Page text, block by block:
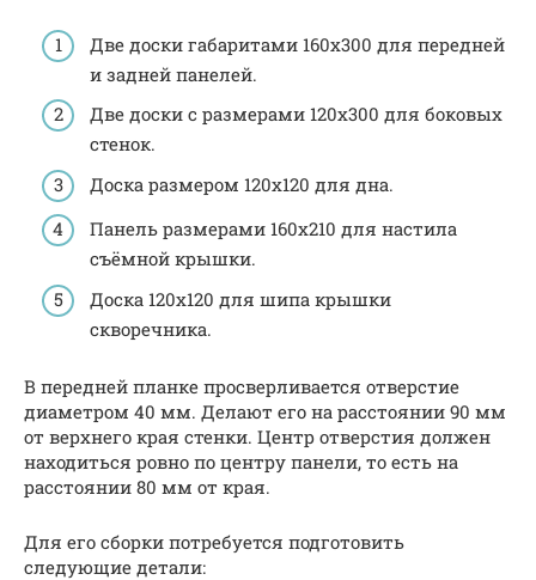
Две доски габаритами 160х300 для передней
и задней панелей.
Две доски с размерами 120х300 для боковых
стенок.
Доска размером 120х120 для дна.
Панель размерами 160х210 для настила
съёмной крышки.
Доска 120х120 для шипа крышки
скворечника.
В передней планке просверливается отверстие
диаметром 40 мм. Делают его на расстоянии 90 мм
от верхнего края стенки. Центр отверстия должен
находиться ровно по центру панели, то есть на
расстоянии 80 мм от края.
Для его сборки потребуется подготовить
следующие детали: